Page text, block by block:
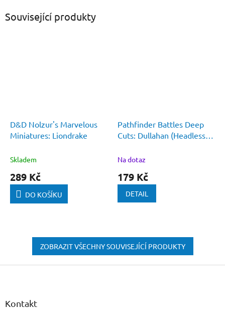
Související produkty
D&D Nolzur's Marvelous
Miniatures: Liondrake
Skladem
289 Kč
DO KOŠÍKU
Pathfinder Battles Deep
Cuts: Dullahan (Headless
Na dotaz
179 Kč
DETAIL
ZOBRAZIT VŠECHNY SOUVISEJÍCÍ PRODUKTY
Z
Kontakt